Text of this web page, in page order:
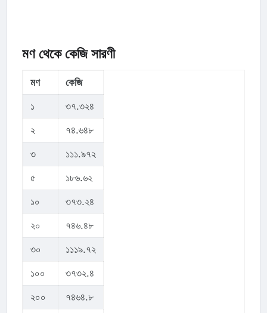
মণ থেকে কেজি সারণী
মণ কেজি
১ ৩৭.৩২৪
২ ৭৪.৬৪৮
৩ ১১১.৯৭২
৫ ১৮৬.৬২
১০ ৩৭৩.২৪
২০ ৭৪৬.৪৮
৩০ ১১১৯.৭২
১০০ ৩৭৩২.৪
২০০ ৭৪৬৪.৮